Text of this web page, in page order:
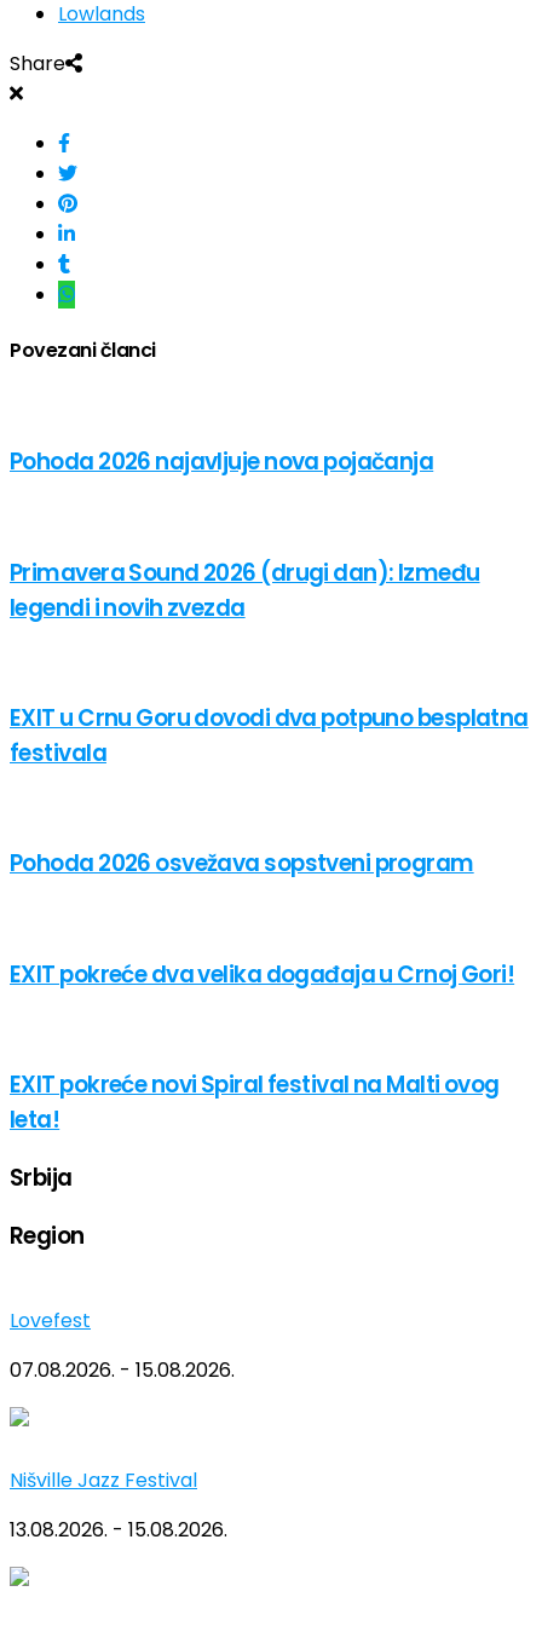
Lowlands
Share
Povezani članci
Pohoda 2026 najavljuje nova pojačanja
Primavera Sound 2026 (drugi dan): Između
legendi i novih zvezda
EXIT u Crnu Goru dovodi dva potpuno besplatna
festivala
Pohoda 2026 osvežava sopstveni program
EXIT pokreće dva velika događaja u Crnoj Gori!
EXIT pokreće novi Spiral festival na Malti ovog
leta!
Srbija
Region
Lovefest
07.08.2026. - 15.08.2026.
Nišville Jazz Festival
13.08.2026. - 15.08.2026.